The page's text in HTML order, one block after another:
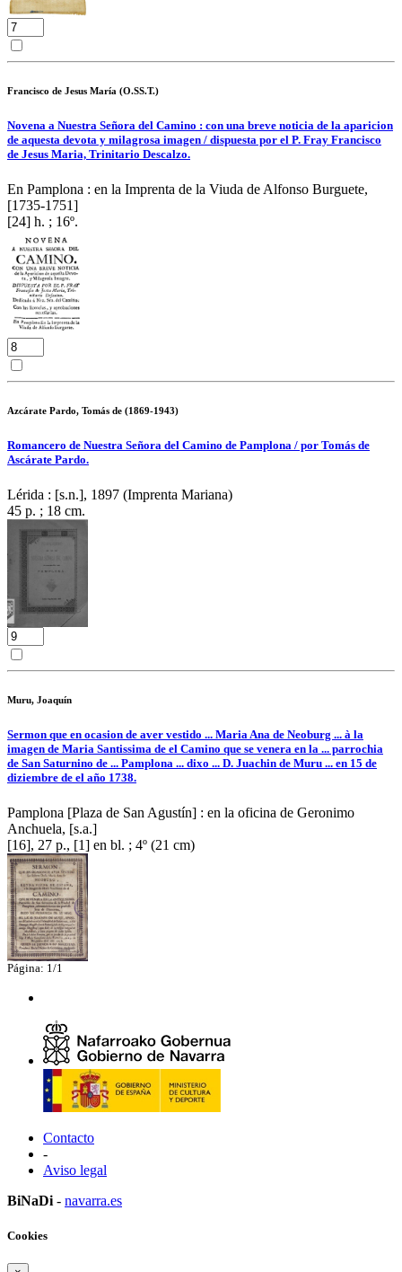
Francisco de Jesus María (O.SS.T.)
Novena a Nuestra Señora del Camino : con una breve noticia de la aparicion
de aquesta devota y milagrosa imagen / dispuesta por el P. Fray Francisco
de Jesus Maria, Trinitario Descalzo.
En Pamplona : en la Imprenta de la Viuda de Alfonso Burguete,
[1735-1751]
[24] h. ; 16º.
Azcárate Pardo, Tomás de (1869-1943)
Romancero de Nuestra Señora del Camino de Pamplona / por Tomás de
Ascárate Pardo.
Lérida : [s.n.], 1897 (Imprenta Mariana)
45 p. ; 18 cm.
Muru, Joaquín
Sermon que en ocasion de aver vestido ... Maria Ana de Neoburg ... à la
imagen de Maria Santissima de el Camino que se venera en la ... parrochia
de San Saturnino de ... Pamplona ... dixo ... D. Juachin de Muru ... en 15 de
diziembre de el año 1738.
Pamplona [Plaza de San Agustín] : en la oficina de Geronimo
Anchuela, [s.a.]
[16], 27 p., [1] en bl. ; 4º (21 cm)
Página: 1/1
Contacto
-
Aviso legal
BiNaDi - navarra.es
Cookies